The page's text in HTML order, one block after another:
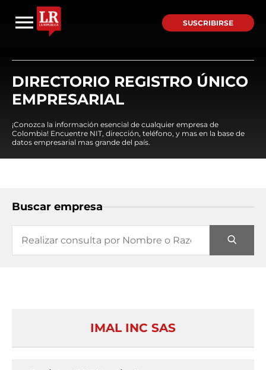
SUSCRIBIRSE
DIRECTORIO REGISTRO ÚNICO
EMPRESARIAL
¡Conozca la información esencial de cualquier empresa de
Colombia! Encuentre NIT, dirección, teléfono, y mas en la base de
datos empresarial mas grande del país.
Buscar empresa
IMAL INC SAS